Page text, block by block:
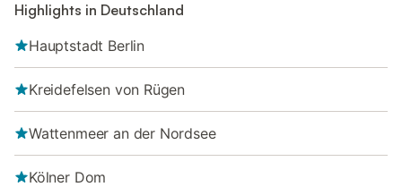
Highlights in Deutschland
Hauptstadt Berlin
Kreidefelsen von Rügen
Wattenmeer an der Nordsee
Kölner Dom